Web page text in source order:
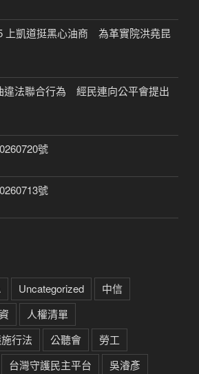
上凱道挺黑心油商 為革實院洪堯昆
違法聯合行為 經民連向公平會提出
號
號
Uncategorized
中信
人權清單
行法
公聽會
勞工
台灣守護民主平台
吳濬彥